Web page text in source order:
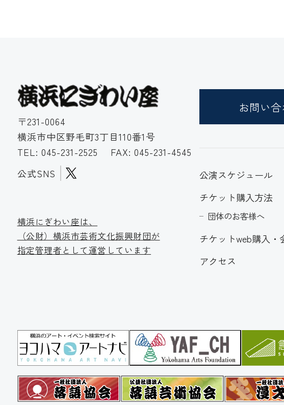
〒231-0064
横浜市中区野毛町3丁目110番1号
TEL: 045-231-2525
FAX: 045-231-4545
公式SNS
お問い
横浜にぎわい座は、
（公財）横浜市芸術文化振興財団が
指定管理者として運営しています
公演スケジュール
チケット購入方法
団体のお客様へ
チケットweb購入・
アクセス